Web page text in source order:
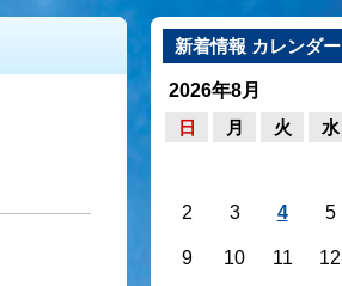
新着情報 カレンダー
2026年8月
日
月 火 水
2 3 4 5
9 10 11 12